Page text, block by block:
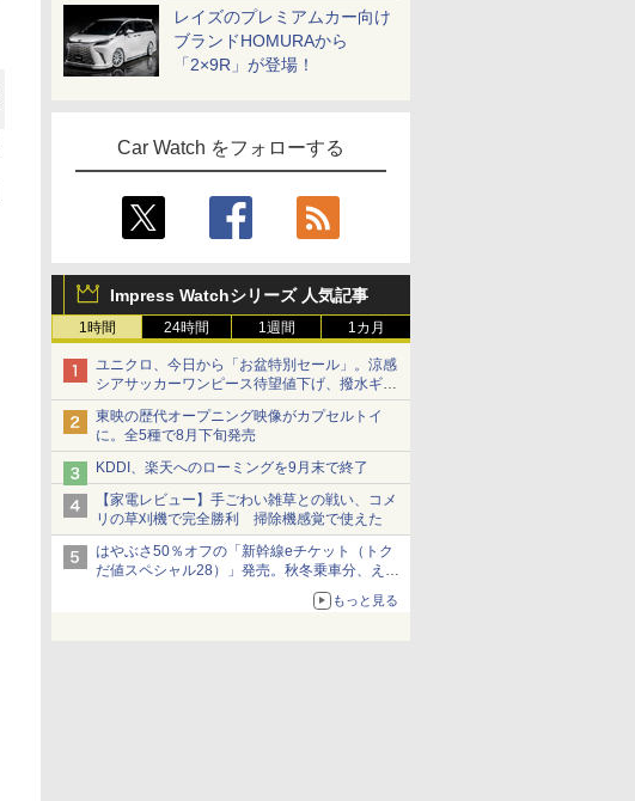
レイズのプレミアムカー向け
ブランドHOMURAから
「2×9R」が登場！
Car Watch をフォローする
Impress Watchシリーズ 人気記事
1時間 24時間 1週間 1カ月
ユニクロ、今日から「お盆特別セール」。涼感
シアサッカーワンピース待望値下げ、撥水ギア
ショーツは1990円に
東映の歴代オープニング映像がカプセルトイ
に。全5種で8月下旬発売
KDDI、楽天へのローミングを9月末で終了
【家電レビュー】手ごわい雑草との戦い、コメ
リの草刈機で完全勝利 掃除機感覚で使えた
はやぶさ50％オフの「新幹線eチケット（トク
だ値スペシャル28）」発売。秋冬乗車分、えき
もっと見る